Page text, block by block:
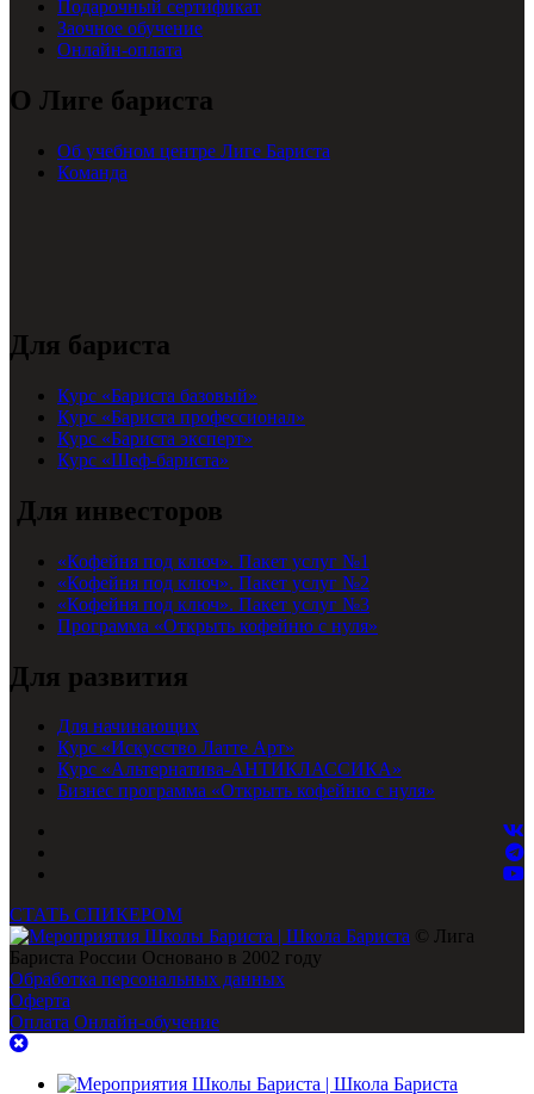
Подарочный сертификат
Заочное обучение
Онлайн-оплата
О Лиге бариста
Об учебном центре Лиге Бариста
Команда
Для бариста
Курс «Бариста базовый»
Курс «Бариста профессионал»
Курс «Бариста эксперт»
Курс «Шеф-бариста»
Для инвесторов
«Кофейня под ключ». Пакет услуг №1
«Кофейня под ключ». Пакет услуг №2
«Кофейня под ключ». Пакет услуг №3
Программа «Открыть кофейню с нуля»
Для развития
Для начинающих
Курс «Искусство Латте Арт»
Курс «Альтернатива-АНТИКЛАССИКА»
Бизнес программа «Открыть кофейню с нуля»
СТАТЬ СПИКЕРОМ
© Лига
Бариста России Основано в 2002 году
Обработка персональных данных
Оферта
Оплата Онлайн-обучение